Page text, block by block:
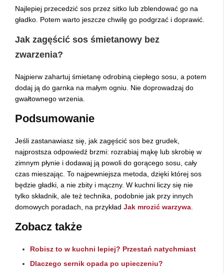
Najlepiej przecedzić sos przez sitko lub zblendować go na
gładko. Potem warto jeszcze chwilę go podgrzać i doprawić.
Jak zagęścić sos śmietanowy bez
zwarzenia?
Najpierw zahartuj śmietanę odrobiną ciepłego sosu, a potem
dodaj ją do garnka na małym ogniu. Nie doprowadzaj do
gwałtownego wrzenia.
Podsumowanie
Jeśli zastanawiasz się, jak zagęścić sos bez grudek,
najprostsza odpowiedź brzmi: rozrabiaj mąkę lub skrobię w
zimnym płynie i dodawaj ją powoli do gorącego sosu, cały
czas mieszając. To najpewniejsza metoda, dzięki której sos
będzie gładki, a nie zbity i mączny. W kuchni liczy się nie
tylko składnik, ale też technika, podobnie jak przy innych
domowych poradach, na przykład Jak mrozić warzywa
Zobacz także
Robisz to w kuchni lepiej? Przestań natychmiast
Dlaczego sernik opada po upieczeniu?